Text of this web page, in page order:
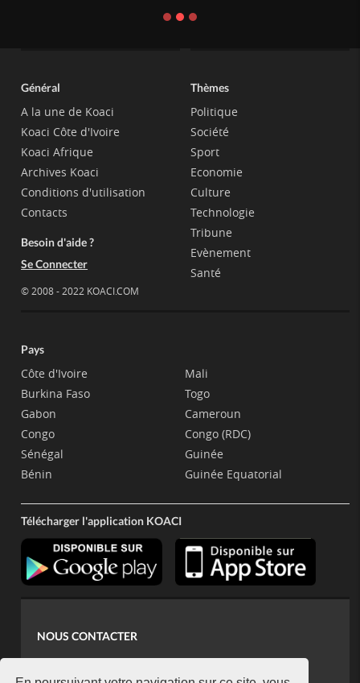
Général
A la une de Koaci
Koaci Côte d'Ivoire
Koaci Afrique
Archives Koaci
Conditions d'utilisation
Contacts
Besoin d'aide ?
Se Connecter
© 2008 - 2022 KOACI.COM
Thèmes
Politique
Société
Sport
Economie
Culture
Technologie
Tribune
Evènement
Santé
Pays
Côte d'Ivoire
Burkina Faso
Gabon
Congo
Sénégal
Bénin
Mali
Togo
Cameroun
Congo (RDC)
Guinée
Guinée Equatorial
Télécharger l'application KOACI
NOUS CONTACTER